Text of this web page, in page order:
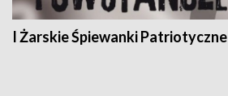
I Żarskie Śpiewanki Patriotyczne